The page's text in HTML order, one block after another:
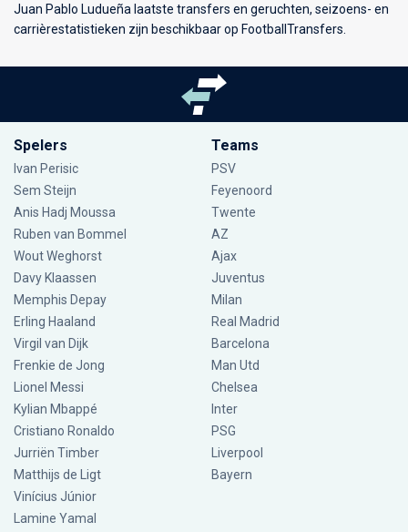
Juan Pablo Ludueña laatste transfers en geruchten, seizoens- en
carrièrestatistieken zijn beschikbaar op FootballTransfers.
Spelers
Ivan Perisic
Sem Steijn
Anis Hadj Moussa
Ruben van Bommel
Wout Weghorst
Davy Klaassen
Memphis Depay
Erling Haaland
Virgil van Dijk
Frenkie de Jong
Lionel Messi
Kylian Mbappé
Cristiano Ronaldo
Jurriën Timber
Matthijs de Ligt
Vinícius Júnior
Lamine Yamal
Teams
PSV
Feyenoord
Twente
AZ
Ajax
Juventus
Milan
Real Madrid
Barcelona
Man Utd
Chelsea
Inter
PSG
Liverpool
Bayern